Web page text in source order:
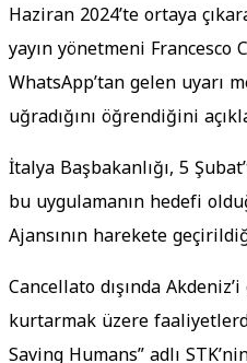
Haziran 2024’te ortaya
yayın yönetmeni Francesco
WhatsApp’tan gelen uyarı
uğradığını öğrendiğini
İtalya Başbakanlığı, 5
bu uygulamanın hedefi
Ajansının harekete
Cancellato dışında
kurtarmak üzere
Saving Humans” adlı